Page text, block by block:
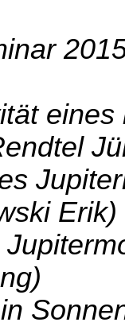
Erik)